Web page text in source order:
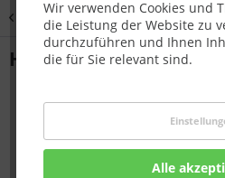
Wir verwenden Cookies und
die Leistung der Website zu
durchzuführen und Ihnen
die für Sie relevant sind.
Alle
Übersicht Holzkohlegrill &
Holzkohlegrill